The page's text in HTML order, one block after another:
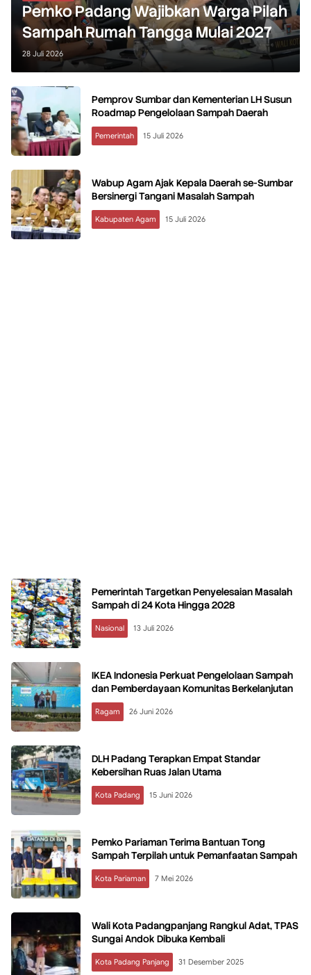
Pemko Padang Wajibkan Warga Pilah
Sampah Rumah Tangga Mulai 2027
28 Juli 2026
Pemprov Sumbar dan Kementerian LH Susun
Roadmap Pengelolaan Sampah Daerah
Pemerintah 15 Juli 2026
Wabup Agam Ajak Kepala Daerah se-Sumbar
Bersinergi Tangani Masalah Sampah
Kabupaten Agam 15 Juli 2026
Pemerintah Targetkan Penyelesaian Masalah
Sampah di 24 Kota Hingga 2028
Nasional 13 Juli 2026
IKEA Indonesia Perkuat Pengelolaan Sampah
dan Pemberdayaan Komunitas Berkelanjutan
Ragam 26 Juni 2026
DLH Padang Terapkan Empat Standar
Kebersihan Ruas Jalan Utama
Kota Padang 15 Juni 2026
Pemko Pariaman Terima Bantuan Tong
Sampah Terpilah untuk Pemanfaatan Sampah
Kota Pariaman 7 Mei 2026
Wali Kota Padangpanjang Rangkul Adat, TPAS
Sungai Andok Dibuka Kembali
Kota Padang Panjang 31 Desember 2025